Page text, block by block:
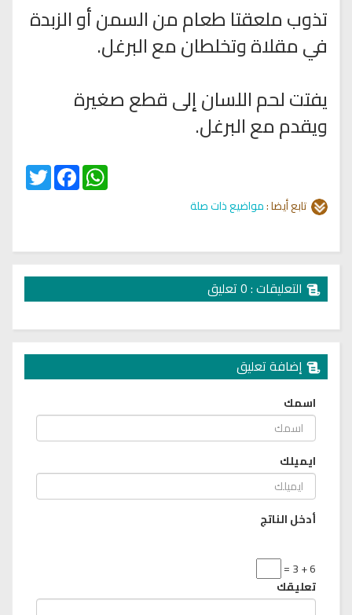
تذوب ملعقتا طعام من السمن أو الزبدة
في مقلاة وتخلطان مع البرغل.
يفتت لحم اللسان إلى قطع صغيرة
ويقدم مع البرغل.
Twitter
FacebookWhatsApp
تابع أيضا :مواضيع ذات صلة
التعليقات : 0 تعليق
إضافة تعليق
اسمك
ايميلك
أدخل الناتج
6 + 3 =
تعليقك